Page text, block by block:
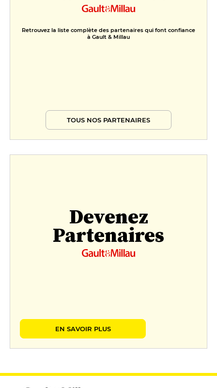
FORMULES
Formule
Retrouvez la liste complète des partenaires qui font confiance
à Gault & Millau
TOUS NOS PARTENAIRES
Devenez
Partenaires
EN SAVOIR PLUS